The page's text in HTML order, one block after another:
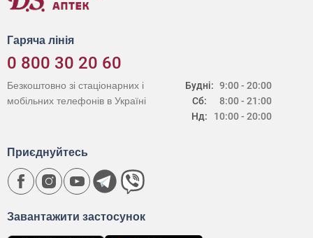
Гаряча лінія
0 800 30 20 60
Будні:
Сб:
Нд:
9:00 - 20:00
8:00 - 21:00
10:00 - 20:00
Безкоштовно зі стаціонарних і
мобільних телефонів в Україні
Завантажити застосунок
Приєднуйтесь